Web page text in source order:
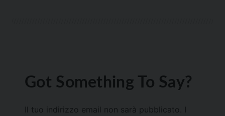
Got Something To Say?
Il tuo indirizzo email non sarà pubblicato.